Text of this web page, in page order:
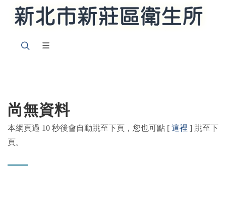
尚無資料
本網頁過 10 秒後會自動跳至下頁，您也可點 [ 這裡 ] 跳至下
頁。